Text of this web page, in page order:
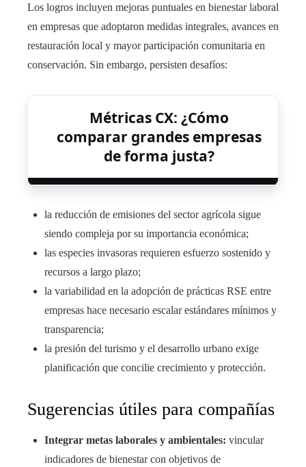
Los logros incluyen mejoras puntuales en bienestar laboral
en empresas que adoptaron medidas integrales, avances en
restauración local y mayor participación comunitaria en
conservación. Sin embargo, persisten desafíos:
Métricas CX: ¿Cómo
comparar grandes empresas
de forma justa?
la reducción de emisiones del sector agrícola sigue
siendo compleja por su importancia económica;
las especies invasoras requieren esfuerzo sostenido y
recursos a largo plazo;
la variabilidad en la adopción de prácticas RSE entre
empresas hace necesario escalar estándares mínimos y
transparencia;
la presión del turismo y el desarrollo urbano exige
planificación que concilie crecimiento y protección.
Sugerencias útiles para compañías
Integrar metas laborales y ambientales: vincular
indicadores de bienestar con objetivos de